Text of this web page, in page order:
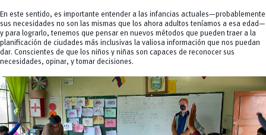
En este sentido, es importante entender a las infancias actuales—probablemente
sus necesidades no son las mismas que los ahora adultos teníamos a esa edad—
y para lograrlo, tenemos que pensar en nuevos métodos que pueden traer a la
planificación de ciudades más inclusivas la valiosa información que nos puedan
dar. Conscientes de que los niños y niñas son capaces de reconocer sus
necesidades, opinar, y tomar decisiones.